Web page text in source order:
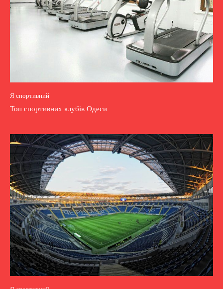
Я спортивний
Топ спортивних клубів Одеси